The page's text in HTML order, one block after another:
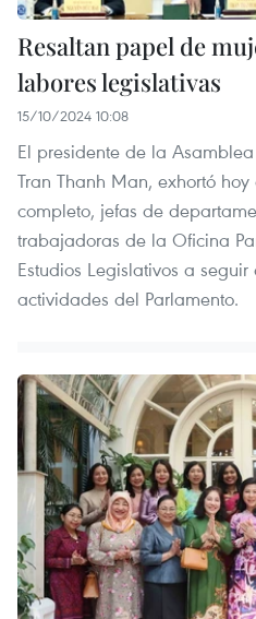
Resaltan papel de
labores legislativas
15/10/2024 10:08
El presidente de la
Tran Thanh Man, exhortó
completo, jefas de
trabajadoras de la Oficina
Estudios Legislativos a
actividades del Parlamento.